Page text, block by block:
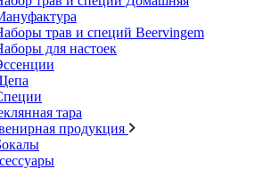
трав и специй Beervingem
для настоек
тара
продукция